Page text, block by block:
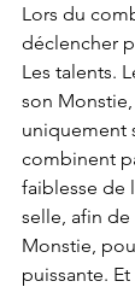
Lors du
déclencher
Les talents.
son
uniquement
combinent
faiblesse de
selle, afin
Monstie,
puissante.